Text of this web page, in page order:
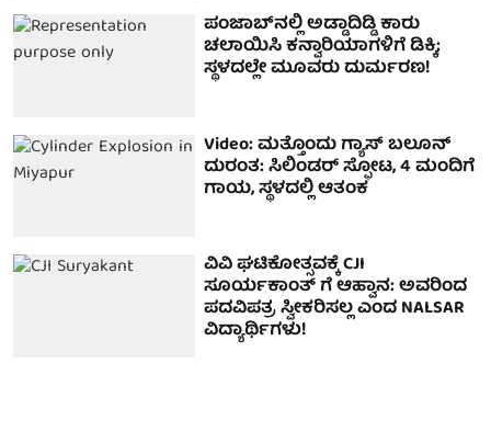
ಪಂಜಾಬ್‌ನಲ್ಲಿ ಅಡ್ಡಾದಿಡ್ಡಿ ಕಾರು
ಚಲಾಯಿಸಿ ಕನ್ವಾರಿಯಾಗಳಿಗೆ ಡಿಕ್ಕಿ;
ಸ್ಥಳದಲ್ಲೇ ಮೂವರು ದುರ್ಮರಣ!
Video: ಮತ್ತೊಂದು ಗ್ಯಾಸ್ ಬಲೂನ್
ದುರಂತ: ಸಿಲಿಂಡರ್ ಸ್ಫೋಟ, 4 ಮಂದಿಗೆ
ಗಾಯ, ಸ್ಥಳದಲ್ಲಿ ಆತಂಕ
ವಿವಿ ಘಟಿಕೋತ್ಸವಕ್ಕೆ CJI
ಸೂರ್ಯಕಾಂತ್ ಗೆ ಆಹ್ವಾನ: ಅವರಿಂದ
ಪದವಿಪತ್ರ ಸ್ವೀಕರಿಸಲ್ಲ ಎಂದ NALSAR
ವಿದ್ಯಾರ್ಥಿಗಳು!